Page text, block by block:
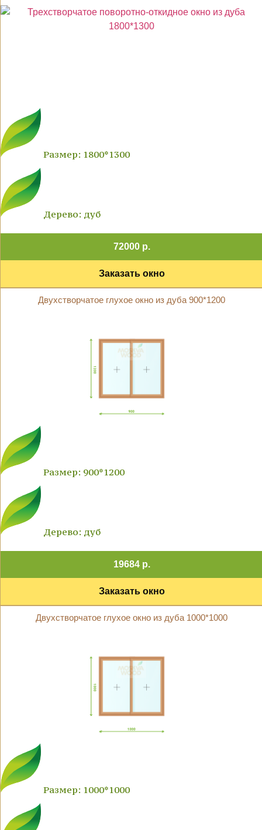
Размер: 1800*1300
Дерево: дуб
72000 р.
Заказать окно
Двухстворчатое глухое окно из дуба 900*1200
Размер: 900*1200
Дерево: дуб
19684 р.
Заказать окно
Двухстворчатое глухое окно из дуба 1000*1000
Размер: 1000*1000